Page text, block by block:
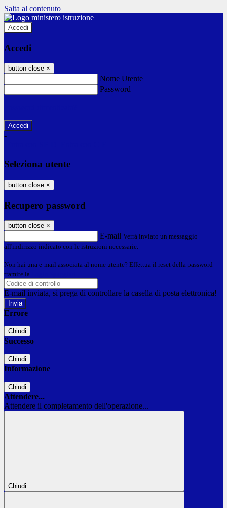
Salta al contenuto
Accedi
Accedi
button close ×
Nome Utente
Password
-
Seleziona utente
button close ×
Recupero password
button close ×
E-mail Verrà inviato un messaggio
all'indirizzo indicato con le istruzioni necessarie.
Non hai una e-mail associata al nome utente? Effettua il reset della password
tramite la
E-mail inviata, si prega di controllare la casella di posta elettronica!
Errore
Chiudi
Successo
Chiudi
Informazione
Chiudi
Attendere...
Attendere il completamento dell'operazione...
Chiudi